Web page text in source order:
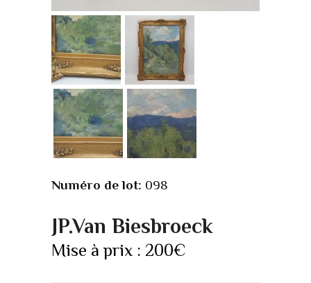
Numéro de lot: 098
JP.Van Biesbroeck
Mise à prix : 200€